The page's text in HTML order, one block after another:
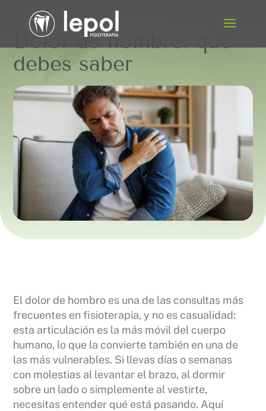
Dolor de hombro: qué
debes saber
El dolor de hombro es una de las consultas más
frecuentes en fisioterapia, y no es casualidad:
esta articulación es la más móvil del cuerpo
humano, lo que la convierte también en una de
las más vulnerables. Si llevas días o semanas
con molestias al levantar el brazo, al dormir
sobre un lado o simplemente al vestirte,
necesitas entender qué está pasando. Aquí